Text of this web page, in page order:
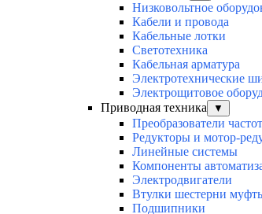
Низковольтное
Кабели и провода
Кабельные лотки
Светотехника
Кабельная арматура
Электротехнические
Электрощитовое
Приводная техника
▼
Преобразователи
Редукторы и мотор-
Линейные системы
Компоненты
Электродвигатели
Втулки шестерни
Подшипники